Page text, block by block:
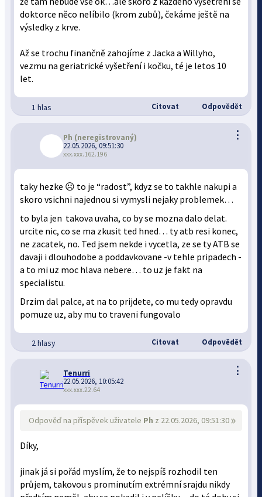
doktorce něco nelíbilo (krom zubů), čekáme ještě na
výsledky z krve.
Až se trochu finančně zahojíme z Jacka a Willyho,
vezmu na geriatrické vyšetření i kočku, té je letos 10
let.
1 hlas Citovat Odpovědět
⋮
Ph (neregistrovaný)
22.05.2026, 09:51:30
xxx.xxx.162.196
taky hezke ☹️ to je “radost”, kdyz se to takhle nakupi a
skoro vsichni najednou si vymysli nejaky problemek…
to byla jen takova uvaha, co by se mozna dalo delat.
urcite nic, co se ma zkusit ted hned… ty atb resi konec,
ne zacatek, no. Ted jsem nekde i vycetla, ze se ty ATB se
davaji i dlouhodobe a poddavkovane -v tehle pripadech -
a to mi uz moc hlava nebere… to uz je fakt na
specialistu.
Drzim dal palce, at na to prijdete, co mu tedy opravdu
pomuze uz, aby mu to traveni fungovalo
2 hlasy Citovat Odpovědět
⋮
Tenurri
22.05.2026, 10:05:42
xxx.xxx.22.64
»
Odpověď na příspěvek uživatele Ph z 22.05.2026, 09:51:30
Díky,
jinak já si pořád myslím, že to nejspíš rozhodil ten
průjem, takovou s prominutím extrémní srajdu nikdy